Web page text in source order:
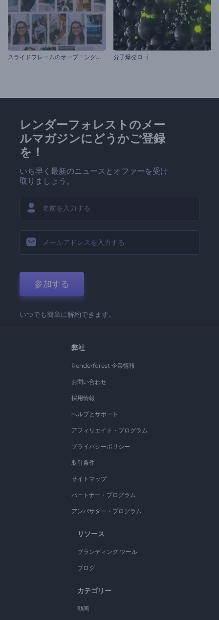
ス
ライドフレームのオープニング動画 分子爆発ロゴ
レンダーフォレストのメー
ルマガジンにどうかご登録
を！
いち早く最新のニュースとオファーを受け
取りましょう。
参加する
いつでも簡単に解約できます。
弊社
Renderforest 企業情報
お問い合わせ
採用情報
ヘルプとサポート
アフィリエイト・プログラム
プライバシーポリシー
取引条件
サイトマップ
パートナー・プログラム
アンバサダー・プログラム
リソース
ブランディング ツール
ブログ
カテゴリー
動画